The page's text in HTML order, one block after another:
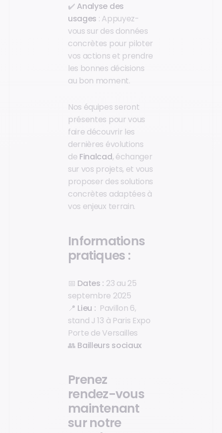
✔️ Analyse des
usages : Appuyez-
vous sur des données
concrètes pour piloter
vos actions et prendre
les bonnes décisions
au bon moment.
Nos équipes seront
présentes pour vous
faire découvrir les
dernières évolutions
de Finalcad, échanger
sur vos projets, et vous
proposer des solutions
concrètes adaptées à
vos enjeux terrain.
Informations
pratiques :
📅 Dates : 23 au 25
septembre 2025
📍 Lieu : Pavillon 6,
stand J 13 à Paris Expo
Porte de Versailles
👥 Bailleurs sociaux
Prenez
rendez-vous
maintenant
sur notre